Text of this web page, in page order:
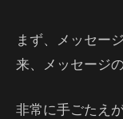
まず、メッセー
来、メッセージ
非常に手ごたえ